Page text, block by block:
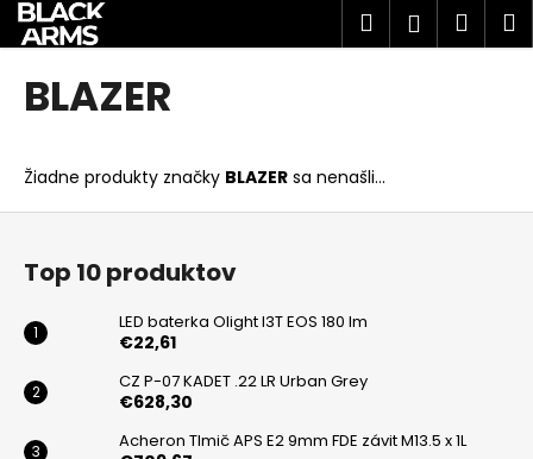
Prejsť
obsah
Hľadať
BLAZER
Žiadne produkty značky BLAZER sa nenašli...
o
o
p
o
t
r
e
b
u
j
e
Z
Top 10 produktov
LED baterka Olight I3T EOS 180 lm
€22,61
CZ P-07 KADET .22 LR Urban Grey
€628,30
Acheron Tlmič APS E2 9mm FDE závit M13.5 x 1L